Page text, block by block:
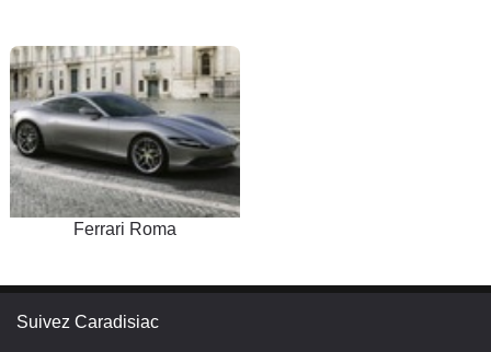
Ferrari Roma
Suivez Caradisiac